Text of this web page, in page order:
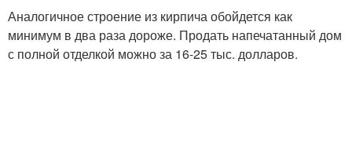
Аналогичное строение из кирпича обойдется как
минимум в два раза дороже. Продать напечатанный дом
с полной отделкой можно за 16-25 тыс. долларов.